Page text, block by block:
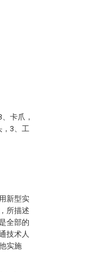
卡爪，
，3、工
新型实
所描述
全部的
技术人
实施